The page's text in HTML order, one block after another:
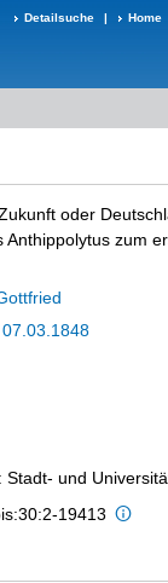
Detailsuche | Home
oder
Anthippolytus zum
07.03.1848
Stadt- und
19413